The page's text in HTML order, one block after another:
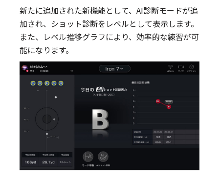
新たに追加された新機能として、AI診断モードが追
加され、ショット診断をレベルとして表示します。
また、レベル推移グラフにより、効率的な練習が可
能になります。